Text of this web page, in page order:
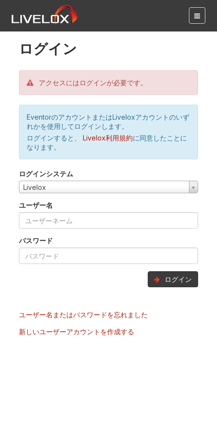
ログイン
アクセスにはログインが必要です。
EventorのアカウントまたはLiveloxアカウントのいず
れかを使用してログインします。
ログインすると、
Livelox利用規約に同意したことに
なります。
ログインシステム
Livelox
ユーザー名
パスワード
ログイン
ユーザー名またはパスワードを忘れました
新しいユーザーアカウントを作成する